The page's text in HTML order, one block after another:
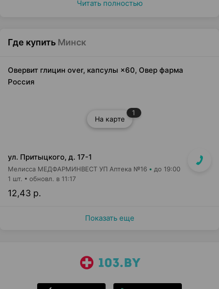
Читать полностью
Где купить Минск
Овервит глицин over, капсулы ×60, Овер фарма
Россия
На карте
1
ул. Притыцкого, д. 17-1
Мелисса МЕДФАРМИНВЕСТ УП Аптека №16 до 19:00
12,43 р.
1 шт. обновл. в 11:17
Показать еще